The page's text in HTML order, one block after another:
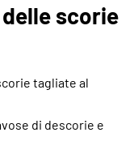
scorie
tagliate al
di descorie e